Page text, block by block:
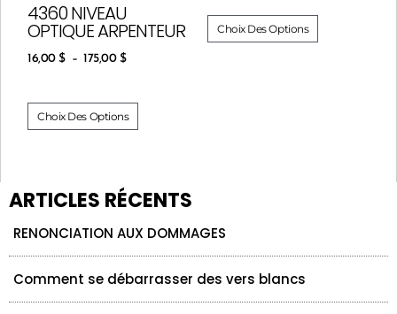
4360 NIVEAU
OPTIQUE ARPENTEUR
16,00$ – 175,00 $
Choix Des Options
Choix Des Options
ARTICLES RÉCENTS
RENONCIATION AUX DOMMAGES
Comment se débarrasser des vers blancs